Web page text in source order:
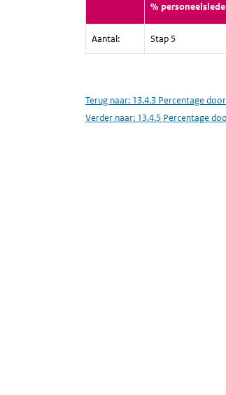
%
Aantal: Stap 5
Terug naar: 13.4.3 Percentage
Verder naar: 13.4.5 Percentage